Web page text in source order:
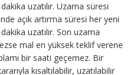
uzatılır. Uzama süresi
açık artırma süresi her yeni
uzatılır. Son uzama
mal en yüksek teklif verene
bir saati geçemez. Bir
kısaltılabilir, uzatılabilir